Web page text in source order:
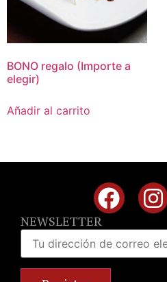
BONO regalo (Importe a
elegir)
Añadir al carrito
NEWSLETTER